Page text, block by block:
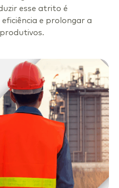
esse atrito é
e prolongar a